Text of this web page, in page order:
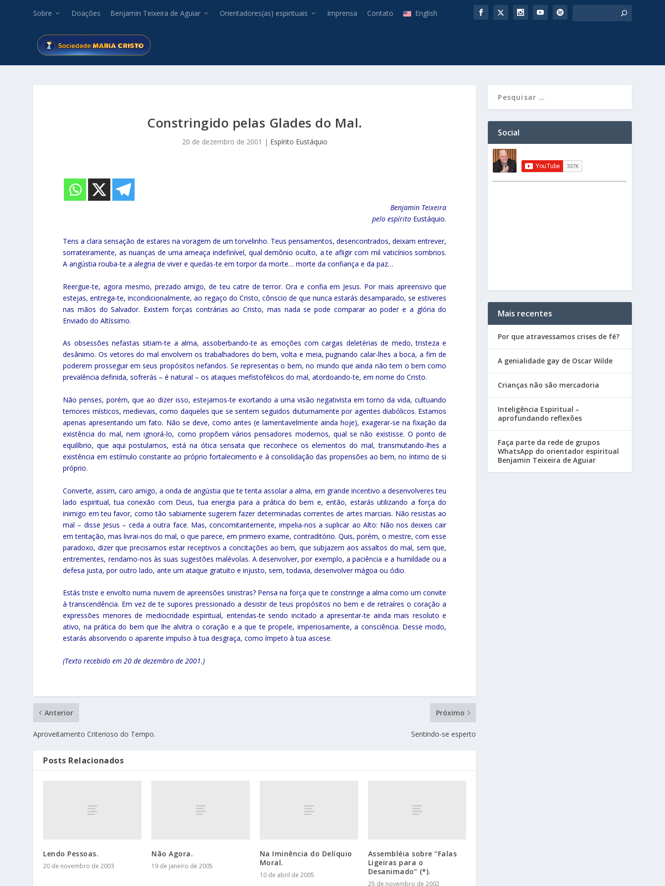
Sobre Doações Benjamin Teixeira de Aguiar Orientadores(as) espirituais Imprensa Contato English
Constringido pelas Glades do Mal.
20 de dezembro de 2001 | Espírito Eustáquio
Benjamin Teixeira
pelo espírito Eustáquio.
Tens a clara sensação de estares na voragem de um torvelinho. Teus pensamentos, desencontrados, deixam entrever,
sorrateiramente, as nuanças de uma ameaça indefinível, qual demônio oculto, a te afligir com mil vaticínios sombrios.
A angústia rouba-te a alegria de viver e quedas-te em torpor da morte… morte da confiança e da paz…
Reergue-te, agora mesmo, prezado amigo, de teu catre de terror. Ora e confia em Jesus. Por mais apreensivo que
estejas, entrega-te, incondicionalmente, ao regaço do Cristo, cônscio de que nunca estarás desamparado, se estiveres
nas mãos do Salvador. Existem forças contrárias ao Cristo, mas nada se pode comparar ao poder e a glória do
Enviado do Altíssimo.
As obsessões nefastas sitiam-te a alma, assoberbando-te as emoções com cargas deletérias de medo, tristeza e
desânimo. Os vetores do mal envolvem os trabalhadores do bem, volta e meia, pugnando calar-lhes a boca, a fim de
poderem prosseguir em seus propósitos nefandos. Se representas o bem, no mundo que ainda não tem o bem como
prevalência definida, sofrerás – é natural – os ataques mefistofélicos do mal, atordoando-te, em nome do Cristo.
Não penses, porém, que ao dizer isso, estejamos-te exortando a uma visão negativista em torno da vida, cultuando
temores místicos, medievais, como daqueles que se sentem seguidos diuturnamente por agentes diabólicos. Estamos
apenas apresentando um fato. Não se deve, como antes (e lamentavelmente ainda hoje), exagerar-se na fixação da
existência do mal, nem ignorá-lo, como propõem vários pensadores modernos, qual se não existisse. O ponto de
equilíbrio, que aqui postulamos, está na ótica sensata que reconhece os elementos do mal, transmutando-lhes a
existência em estímulo constante ao próprio fortalecimento e à consolidação das propensões ao bem, no íntimo de si
próprio.
Converte, assim, caro amigo, a onda de angústia que te tenta assolar a alma, em grande incentivo a desenvolveres teu
lado espiritual, tua conexão com Deus, tua energia para a prática do bem e, então, estarás utilizando a força do
inimigo em teu favor, como tão sabiamente sugerem fazer determinadas correntes de artes marciais. Não resistas ao
mal – disse Jesus – ceda a outra face. Mas, concomitantemente, impelia-nos a suplicar ao Alto: Não nos deixeis cair
em tentação, mas livrai-nos do mal, o que parece, em primeiro exame, contraditório. Quis, porém, o mestre, com esse
paradoxo, dizer que precisamos estar receptivos a concitações ao bem, que subjazem aos assaltos do mal, sem que,
entrementes, rendamo-nos às suas sugestões malévolas. A desenvolver, por exemplo, a paciência e a humildade ou a
defesa justa, por outro lado, ante um ataque gratuito e injusto, sem, todavia, desenvolver mágoa ou ódio.
Estás triste e envolto numa nuvem de apreensões sinistras? Pensa na força que te constringe a alma como um convite
à transcendência. Em vez de te supores pressionado a desistir de teus propósitos no bem e de retraíres o coração a
expressões menores de mediocridade espiritual, entendas-te sendo incitado a apresentar-te ainda mais resoluto e
ativo, na prática do bem que lhe alvitra o coração e a que te propele, imperiosamente, a consciência. Desse modo,
estarás absorvendo o aparente impulso à tua desgraça, como ímpeto à tua ascese.
(Texto recebido em 20 de dezembro de 2001.)
Anterior
Aproveitamento Criterioso do Tempo.
Próximo
Sentindo-se esperto
Posts Relacionados
Lendo Pessoas.
20 de novembro de 2003
Não Agora.
19 de janeiro de 2005
Na Iminência do Delíquio
Moral.
10 de abril de 2005
Assembléia sobre “Falas
Ligeiras para o
Desanimado” (*).
25 de novembro de 2002
Social
Mais recentes
Por que atravessamos crises de fé?
A genialidade gay de Oscar Wilde
Crianças não são mercadoria
Inteligência Espiritual –
aprofundando reflexões
Faça parte da rede de grupos
WhatsApp do orientador espiritual
Benjamin Teixeira de Aguiar